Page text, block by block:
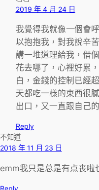
2019 年 4 月 24 日
我覺得我就像一個會
以抱抱我，對我說辛
講一堆道理給我，借
花去哪了，心裡好累
白，金錢的控制已經
天都吃一樣的東西很
出口，又一直跟自己
Reply
不知道
2018 年 11 月 23 日
emm我只是总是有点丧
Reply